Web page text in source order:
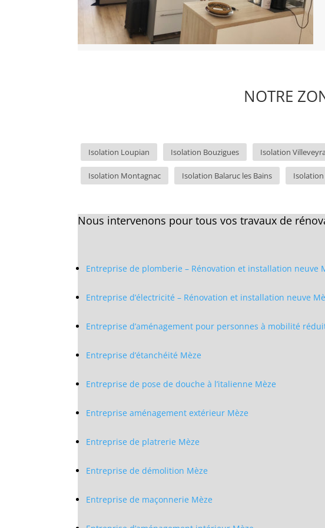
NOTRE
Isolation Loupian Isolation Bouzigues Isolation
Isolation Montagnac Isolation Balaruc les Bains Isolation
Nous intervenons pour tous vos travaux de
Entreprise de plomberie – Rénovation et installation neuve
Entreprise d’électricité – Rénovation et installation neuve
Entreprise d’aménagement pour personnes à mobilité
Entreprise d’étanchéité Mèze
Entreprise de pose de douche à l’italienne Mèze
Entreprise aménagement extérieur Mèze
Entreprise de platrerie Mèze
Entreprise de démolition Mèze
Entreprise de maçonnerie Mèze